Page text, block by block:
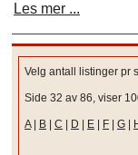
Les mer ...
Velg antall listinger
Side 32 av 86, viser
A| B C D E F G